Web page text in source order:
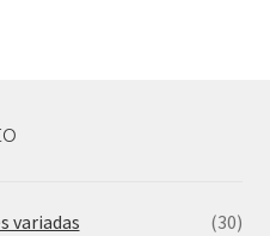
variadas
(30)